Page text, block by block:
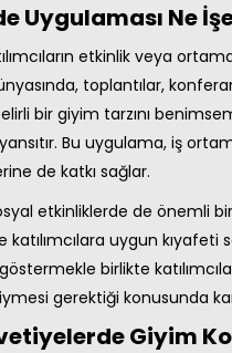
Uygulaması Ne
etkinlik veya
toplantılar,
bir giyim tarzını
Bu uygulama, iş
de katkı sağlar.
etkinliklerde de önemli
katılımcılara uygun
birlikte
gerektiği konusunda
Giyim